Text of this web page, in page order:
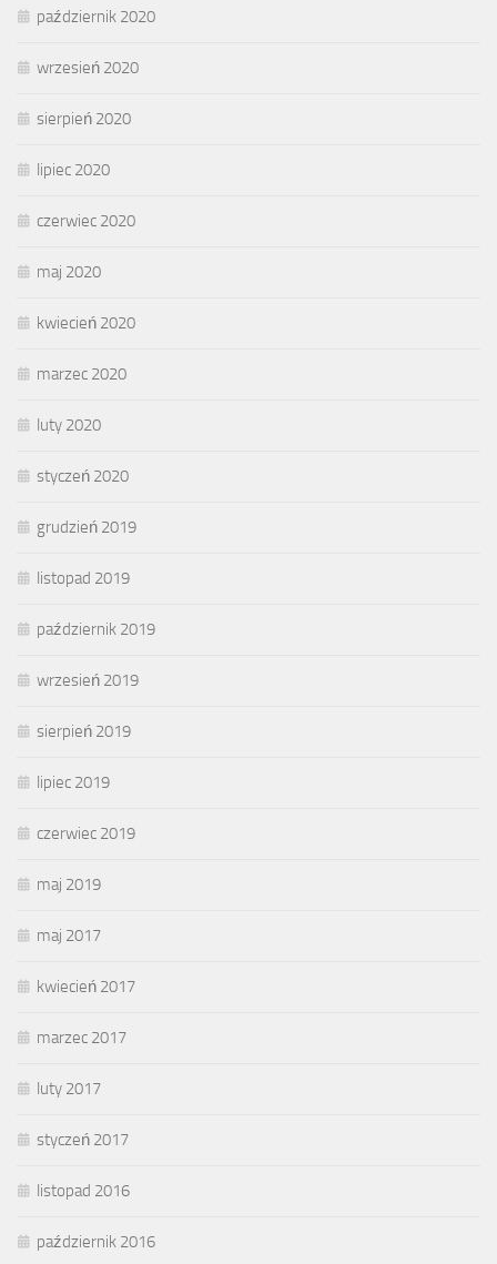
październik 2020
wrzesień 2020
sierpień 2020
lipiec 2020
czerwiec 2020
maj 2020
kwiecień 2020
marzec 2020
luty 2020
styczeń 2020
grudzień 2019
listopad 2019
październik 2019
wrzesień 2019
sierpień 2019
lipiec 2019
czerwiec 2019
maj 2019
maj 2017
kwiecień 2017
marzec 2017
luty 2017
styczeń 2017
listopad 2016
październik 2016